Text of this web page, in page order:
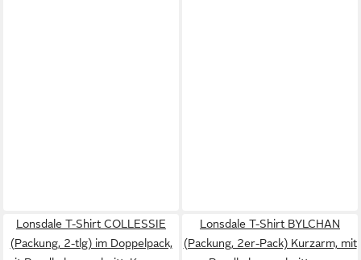
Lonsdale T-Shirt COLLESSIE
(Packung, 2-tlg) im Doppelpack,
Lonsdale T-Shirt BYLCHAN
(Packung, 2er-Pack) Kurzarm, mit